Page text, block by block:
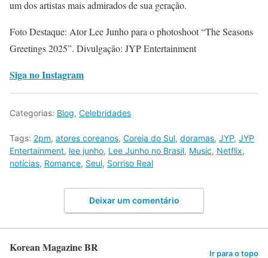
um dos artistas mais admirados de sua geração.
Foto Destaque: Ator Lee Junho para o photoshoot “The Seasons
Greetings 2025”. Divulgação: JYP Entertainment
Siga no Instagram
Categorias: Blog, Celebridades
Tags: 2pm, atores coreanos, Coreia do Sul, doramas, JYP, JYP
Entertainment, lee junho, Lee Junho no Brasil, Music, Netflix,
notícias, Romance, Seul, Sorriso Real
Deixar um comentário
Korean Magazine BR Ir para o topo